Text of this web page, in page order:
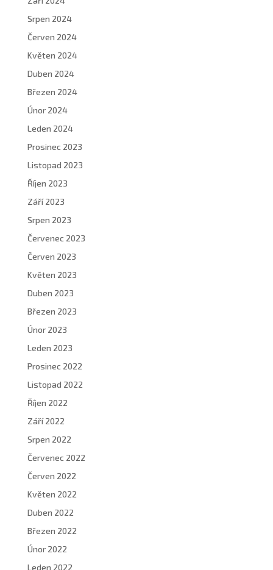
Srpen 2024
Červen 2024
Květen 2024
Duben 2024
Březen 2024
Únor 2024
Leden 2024
Prosinec 2023
Listopad 2023
Říjen 2023
Září 2023
Srpen 2023
Červenec 2023
Červen 2023
Květen 2023
Duben 2023
Březen 2023
Únor 2023
Leden 2023
Prosinec 2022
Listopad 2022
Říjen 2022
Září 2022
Srpen 2022
Červenec 2022
Červen 2022
Květen 2022
Duben 2022
Březen 2022
Únor 2022
Leden 2022